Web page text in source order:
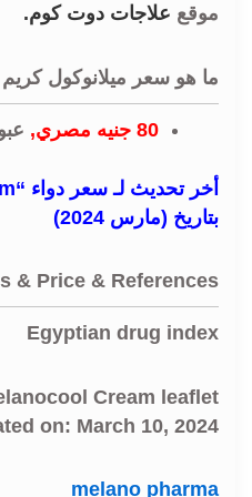
موقع علاجات دوت كوم.
ما هو سعر ميلانوكول كريم
80 جنيه مصري,
بتاريخ (مارس 2024)
& Price & References
Egyptian drug index
Cream leaflet
on: March 10, 2024
melano pharma